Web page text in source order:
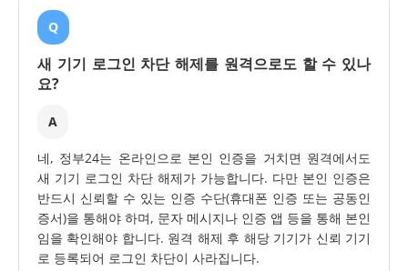
Q
새 기기 로그인 차단 해제를 원격으로도 할 수 있나
요?
A
네, 정부24는 온라인으로 본인 인증을 거치면 원격에서도
새 기기 로그인 차단 해제가 가능합니다. 다만 본인 인증은
반드시 신뢰할 수 있는 인증 수단(휴대폰 인증 또는 공동인
증서)을 통해야 하며, 문자 메시지나 인증 앱 등을 통해 본인
임을 확인해야 합니다. 원격 해제 후 해당 기기가 신뢰 기기
로 등록되어 로그인 차단이 사라집니다.